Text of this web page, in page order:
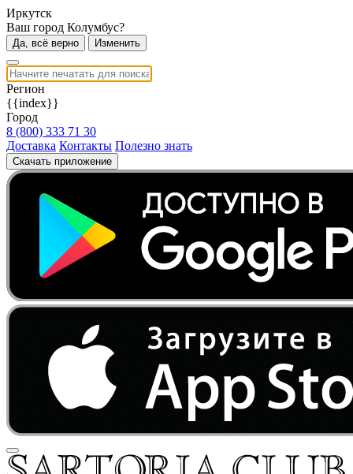
Иркутск
Ваш город Колумбус?
Да, всё верно Изменить
Регион
{{index}}
Город
8 (800) 333 71 30
Доставка Контакты Полезно знать
Скачать приложение